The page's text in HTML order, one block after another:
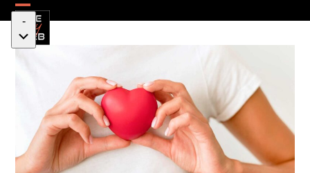
Skip
to
content
Open
mobile
Close
mobile
-